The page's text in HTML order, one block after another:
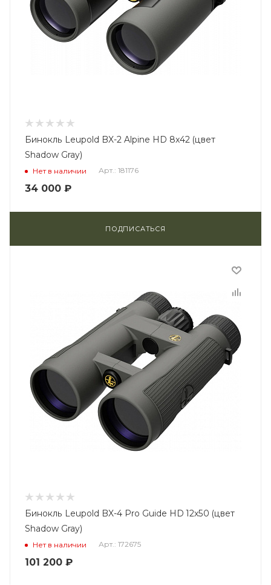
Бинокль Leupold BX-2 Alpine HD 8x42 (цвет
Shadow Gray)
Нет в наличии Арт.: 181176
34 000 ₽
ПОДПИСАТЬСЯ
Бинокль Leupold BX-4 Pro Guide HD 12x50 (цвет
Shadow Gray)
Нет в наличии Арт.: 172675
101 200 ₽